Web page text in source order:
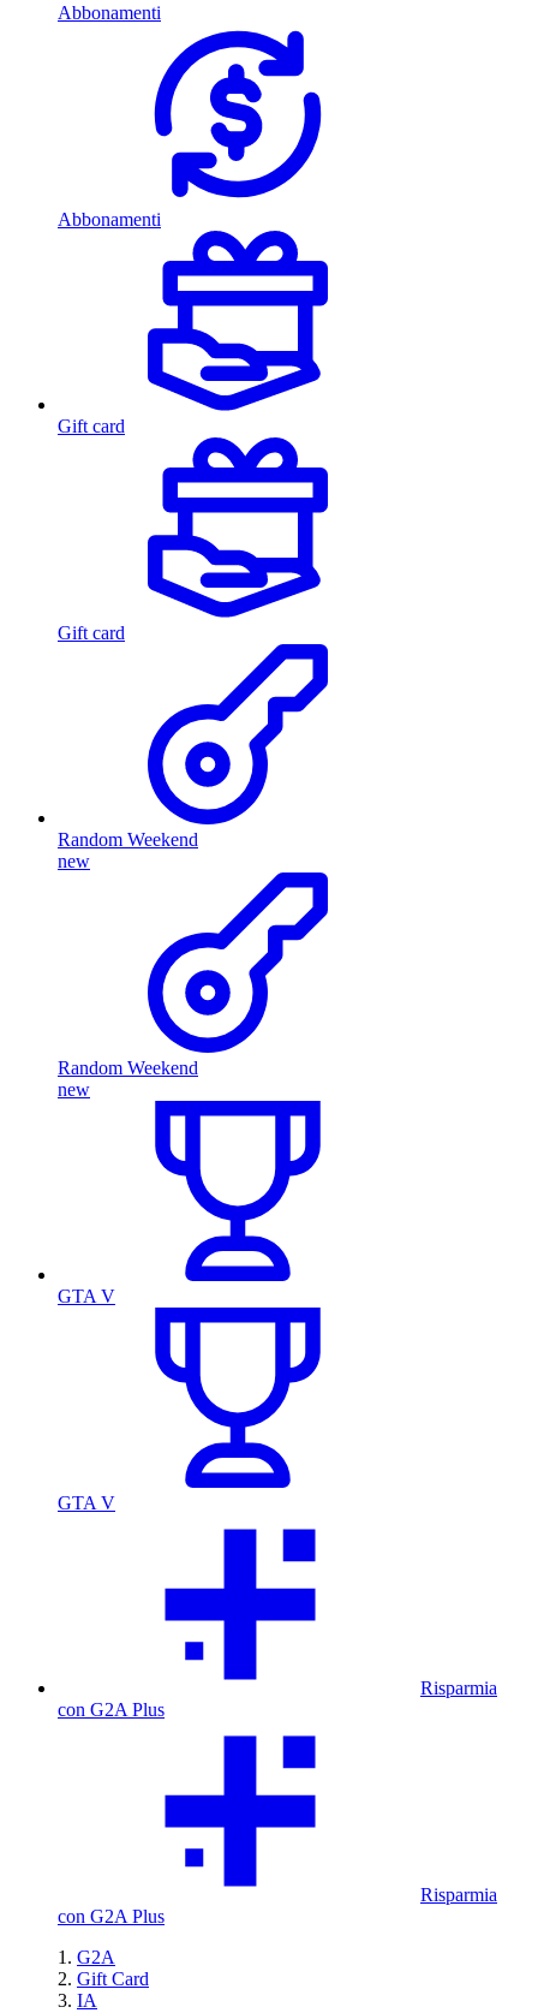
Abbonamenti
Abbonamenti
Gift card
Gift card
Random Weekend
new
Random Weekend
new
GTA V
GTA V
Risparmia
con G2A Plus
Risparmia
con G2A Plus
G2A
Gift Card
IA